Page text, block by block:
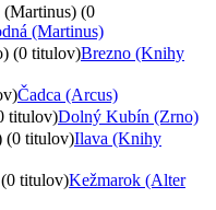
(Martinus) (0
(Martinus)
(0 titulov)Brezno (Knihy
Čadca (Arcus)
titulov)Dolný Kubín (Zrno)
(0 titulov)Ilava (Knihy
titulov)Kežmarok (Alter